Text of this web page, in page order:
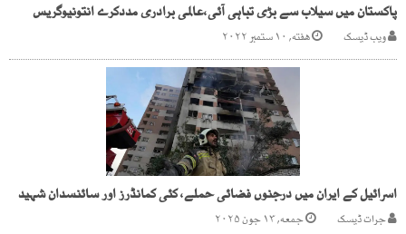
پاکستان میں سیلاب سے بڑی تباہی آئی،عالمی برادری مددکرے انتونیوگریس
ویب ڈیسک هفته, ۱۰ ستمبر ۲۰۲۲
اسرائیل کے ایران میں درجنوں فضائی حملے، کئی کمانڈرز اور سائنسدان شہید
جرات ڈیسک جمعه, ۱۳ جون ۲۰۲۵